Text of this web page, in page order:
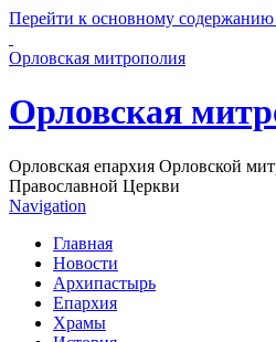
Перейти к основному
Орловская митрополия
Орловская
Орловская епархия Орловской
Православной Церкви
Navigation
Главная
Новости
Архипастырь
Епархия
Храмы